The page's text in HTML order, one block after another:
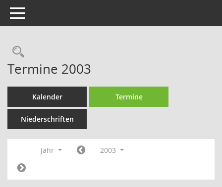
Toggle navigation
Rechercheauswahl
Termine 2003
Kalender Termine
Niederschriften
Jahr 2003